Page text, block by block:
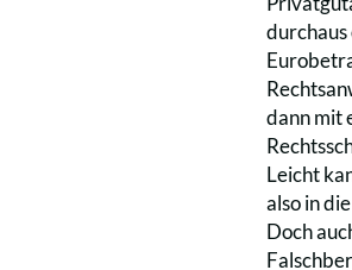
dann mit
Leicht
also in
Doch